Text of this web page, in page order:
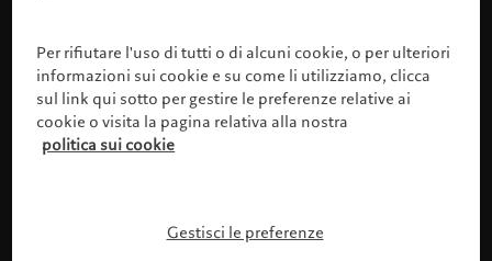
Confermare il proprio profilo
Per rifiutare l'uso di tutti o di alcuni cookie, o per ulteriori
informazioni sui cookie e su come li utilizziamo, clicca
sul link qui sotto per gestire le preferenze relative ai
cookie o visita la pagina relativa alla nostra
politica sui cookie
Gestisci le preferenze